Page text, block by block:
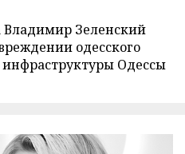
Владимир Зеленский
одесского
Одессы